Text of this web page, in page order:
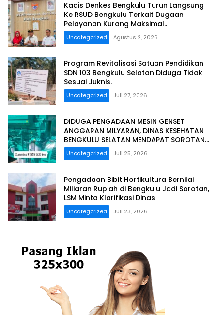
Kadis Denkes Bengkulu Turun Langsung
Ke RSUD Bengkulu Terkait Dugaan
Pelayanan Kurang Maksimal..
Uncategorized Agustus 2, 2026
Program Revitalisasi Satuan Pendidikan
SDN 103 Bengkulu Selatan Diduga Tidak
Sesuai Juknis.
Uncategorized Juli 27, 2026
DIDUGA PENGADAAN MESIN GENSET
ANGGARAN MILYARAN, DINAS KESEHATAN
BENGKULU SELATAN MENDAPAT SOROTAN
MASYARAKAT RELASI PUBLIK.
Uncategorized Juli 25, 2026
Pengadaan Bibit Hortikultura Bernilai
Miliaran Rupiah di Bengkulu Jadi Sorotan,
LSM Minta Klarifikasi Dinas
Uncategorized Juli 23, 2026